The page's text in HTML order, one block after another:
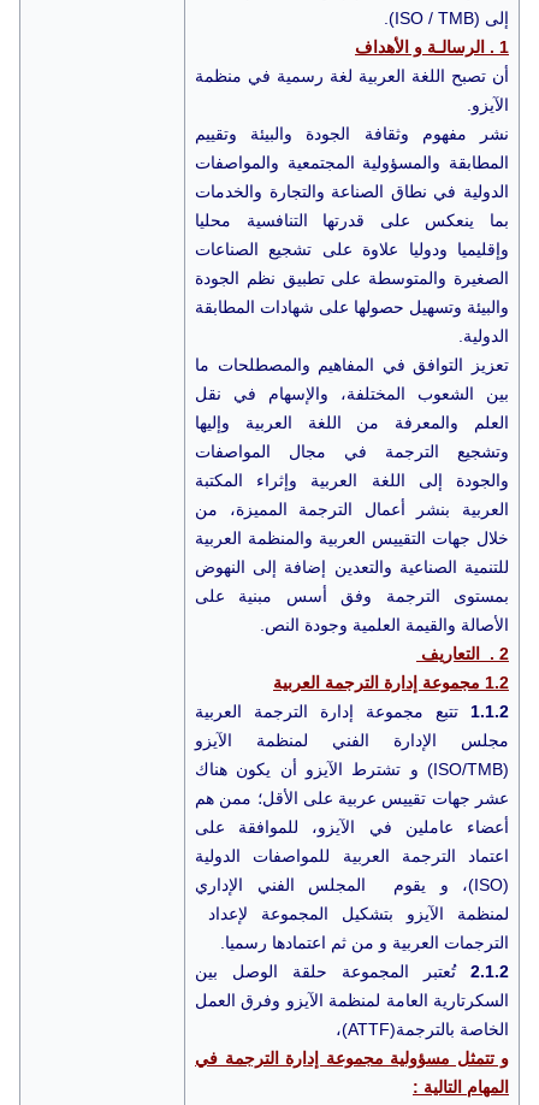
إلى (ISO / TMB).
1 . الرسالـة و الأهداف
أن تصبح اللغة العربية لغة رسمية في منظمة
الآيزو.
نشر مفهوم وثقافة الجودة والبيئة وتقييم
المطابقة والمسؤولية المجتمعية والمواصفات
الدولية في نطاق الصناعة والتجارة والخدمات
بما ينعكس على قدرتها التنافسية محليا
وإقليميا ودوليا علاوة على تشجيع الصناعات
الصغيرة والمتوسطة على تطبيق نظم الجودة
والبيئة وتسهيل حصولها على شهادات المطابقة
الدولية.
تعزيز التوافق في المفاهيم والمصطلحات ما
بين الشعوب المختلفة، والإسهام في نقل
العلم والمعرفة من اللغة العربية وإليها
وتشجيع الترجمة في مجال المواصفات
والجودة إلى اللغة العربية وإثراء المكتبة
العربية بنشر أعمال الترجمة المميزة، من
خلال جهات التقييس العربية والمنظمة العربية
للتنمية الصناعية والتعدين إضافة إلى النهوض
بمستوى الترجمة وفق أسس مبنية على
الأصالة والقيمة العلمية وجودة النص.
2 . التعاريف
1.2 مجموعة إدارة الترجمة العربية
1.1.2 تتبع مجموعة إدارة الترجمة العربية
مجلس الإدارة الفني لمنظمة الآيزو
(ISO/TMB) و تشترط الآيزو أن يكون هناك
عشر جهات تقييس عربية على الأقل؛ ممن هم
أعضاء عاملين في الآيزو، للموافقة على
اعتماد الترجمة العربية للمواصفات الدولية
(ISO)، و يقوم المجلس الفني الإداري
لمنظمة الآيزو بتشكيل المجموعة لإعداد
الترجمات العربية و من ثم اعتمادها رسميا.
2.1.2 تُعتبر المجموعة حلقة الوصل بين
السكرتارية العامة لمنظمة الآيزو وفرق العمل
الخاصة بالترجمة(ATTF)،
و تتمثل مسؤولية مجموعة إدارة الترجمة في
المهام التالية :